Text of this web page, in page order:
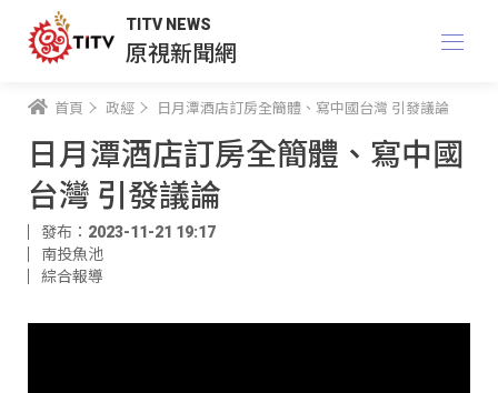
TITV NEWS
原視新聞網
首頁 政經 日月潭酒店訂房全簡體、寫中國台灣 引發議論
日月潭酒店訂房全簡體、寫中國
台灣 引發議論
發布：2023-11-21 19:17
南投魚池
綜合報導